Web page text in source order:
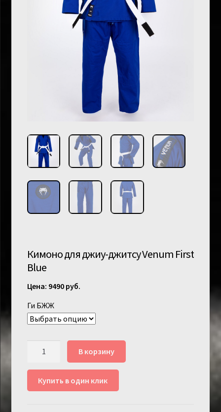
Кимоно для джиу-джитсу Venum First
Blue
9490 руб.
Ги БЖЖ
Количество
Кимоно
В корзину
Купить в один клик